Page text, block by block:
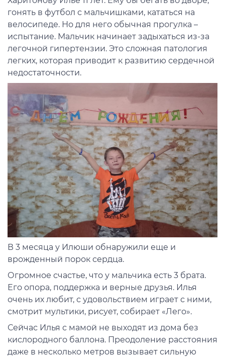
гонять в футбол с мальчишками, кататься на
велосипеде. Но для него обычная прогулка –
испытание. Мальчик начинает задыхаться из-за
легочной гипертензии. Это сложная патология
легких, которая приводит к развитию сердечной
недостаточности.
В 3 месяца у Илюши обнаружили еще и
врожденный порок сердца.
Огромное счастье, что у мальчика есть 3 брата.
Его опора, поддержка и верные друзья. Илья
очень их любит, с удовольствием играет с ними,
смотрит мультики, рисует, собирает «Лего».
Сейчас Илья с мамой не выходят из дома без
кислородного баллона. Преодоление расстояния
даже в несколько метров вызывает сильную